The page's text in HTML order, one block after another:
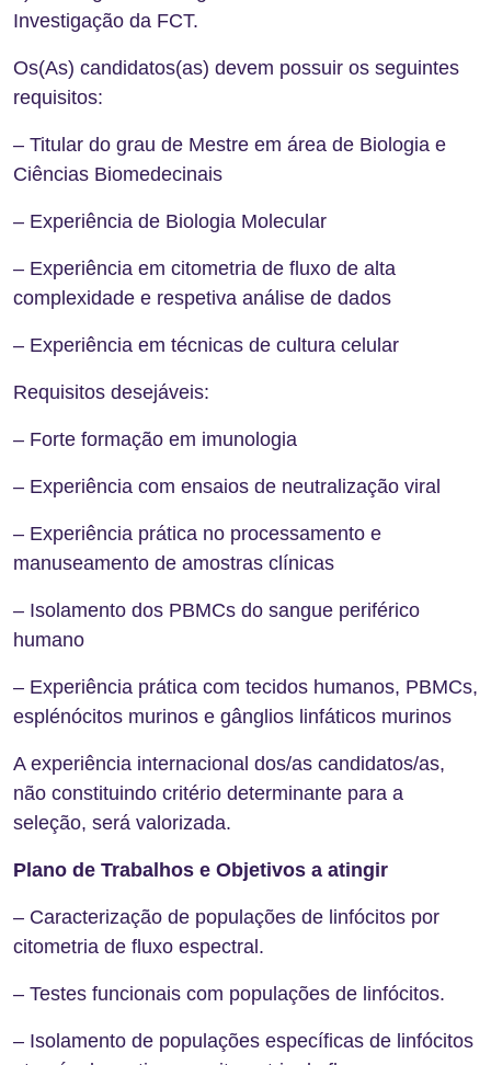
Investigação da FCT.
Os(As) candidatos(as) devem possuir os seguintes
requisitos:
– Titular do grau de Mestre em área de Biologia e
Ciências Biomedecinais
– Experiência de Biologia Molecular
– Experiência em citometria de fluxo de alta
complexidade e respetiva análise de dados
– Experiência em técnicas de cultura celular
Requisitos desejáveis:
– Forte formação em imunologia
– Experiência com ensaios de neutralização viral
– Experiência prática no processamento e
manuseamento de amostras clínicas
– Isolamento dos PBMCs do sangue periférico
humano
– Experiência prática com tecidos humanos, PBMCs,
esplénócitos murinos e gânglios linfáticos murinos
A experiência internacional dos/as candidatos/as,
não constituindo critério determinante para a
seleção, será valorizada.
Plano de Trabalhos e Objetivos a atingir
– Caracterização de populações de linfócitos por
citometria de fluxo espectral.
– Testes funcionais com populações de linfócitos.
– Isolamento de populações específicas de linfócitos